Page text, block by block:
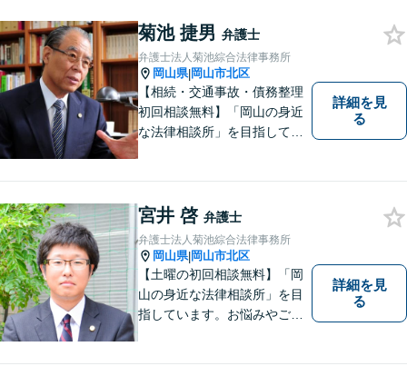
相談ください。依頼者さまの
サポートができるよう努めて
まいります。
菊池 捷男 弁護士
弁護士法人菊池綜合法律事務所
岡山県|岡山市北区
【相続・交通事故・債務整理
初回相談無料】「岡山の身近
な法律相談所」を目指してい
んなささいなことでも構いま
せん。お気軽にご相談くださ
い。【土曜日も受付可能】
【専用駐車場あり】
詳細を見
る
宮井 啓 弁護士
弁護士法人菊池綜合法律事務所
岡山県|岡山市北区
【土曜の初回相談無料】「岡
山の身近な法律相談所」を目
指しています。お悩みやご不
詳細を見
る